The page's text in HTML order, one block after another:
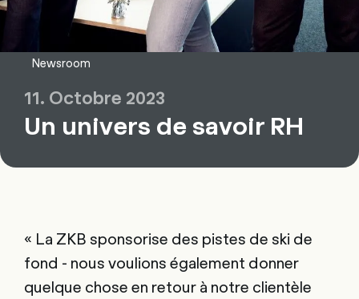
Newsroom
11. Octobre 2023
Un univers de savoir RH
« La ZKB sponsorise des pistes de ski de
fond - nous voulions également donner
quelque chose en retour à notre clientèle